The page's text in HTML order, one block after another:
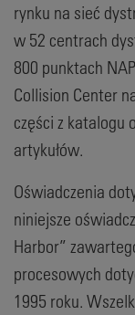
rynku na sieć
w 52 centrach
800 punktach
Collision Center
części z katalogu
artykułów.
Oświadczenia
niniejsze
Harbor”
procesowych
1995 roku.